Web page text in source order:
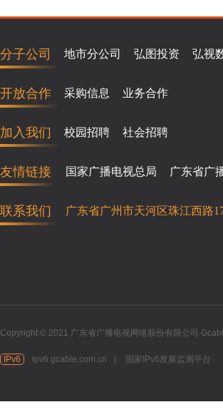
分子公司 地市分公司 弘图投资 弘视
开放合作 采购信息 业务合作
加入我们 校园招聘 社会招聘
友情链接 国家广播电视总局 广东省广
联系我们 广东省广州市天河区珠江西路
Copyright © 2021 广东省广播电视网络股份有限公司
IPv6 ipv6.gcable.com.cn 国家IPv6发展监测平台